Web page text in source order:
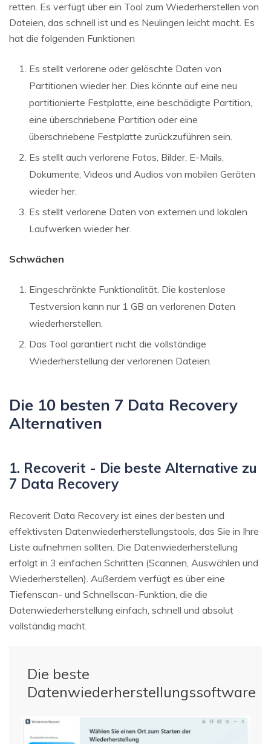
retten. Es verfügt über ein Tool zum Wiederherstellen von
Dateien, das schnell ist und es Neulingen leicht macht. Es
hat die folgenden Funktionen
Es stellt verlorene oder gelöschte Daten von
Partitionen wieder her. Dies könnte auf eine neu
partitionierte Festplatte, eine beschädigte Partition,
eine überschriebene Partition oder eine
überschriebene Festplatte zurückzuführen sein.
Es stellt auch verlorene Fotos, Bilder, E-Mails,
Dokumente, Videos und Audios von mobilen Geräten
wieder her.
Es stellt verlorene Daten von externen und lokalen
Laufwerken wieder her.
Schwächen
Eingeschränkte Funktionalität. Die kostenlose
Testversion kann nur 1 GB an verlorenen Daten
wiederherstellen.
Das Tool garantiert nicht die vollständige
Wiederherstellung der verlorenen Dateien.
Die 10 besten 7 Data Recovery
Alternativen
1. Recoverit - Die beste Alternative zu
7 Data Recovery
Recoverit Data Recovery ist eines der besten und
effektivsten Datenwiederherstellungstools, das Sie in Ihre
Liste aufnehmen sollten. Die Datenwiederherstellung
erfolgt in 3 einfachen Schritten (Scannen, Auswählen und
Wiederherstellen). Außerdem verfügt es über eine
Tiefenscan- und Schnellscan-Funktion, die die
Datenwiederherstellung einfach, schnell und absolut
vollständig macht.
Die beste
Datenwiederherstellungssoftware